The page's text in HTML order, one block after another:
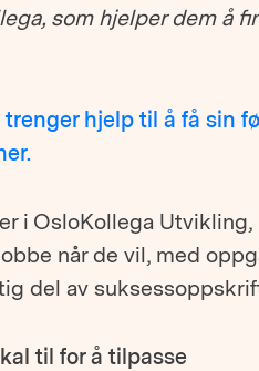
som hjelper dem å
hjelp til å få sin
i OsloKollega Utvikling,
når de vil, med
del av
til for å tilpasse